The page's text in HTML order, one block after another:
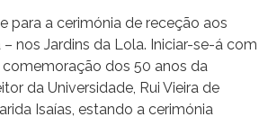
para a cerimónia de receção aos
nos Jardins da Lola. Iniciar-se-á com
dos 50 anos da
da Universidade, Rui Vieira de
Isaías, estando a cerimónia